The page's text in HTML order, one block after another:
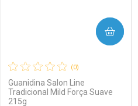
(0)
Guanidina Salon Line
Tradicional Mild Força Suave
215g
COMPRAR